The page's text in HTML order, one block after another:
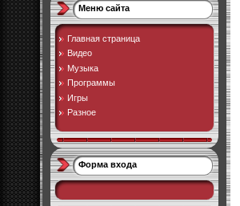
Меню сайта
Главная страница
Видео
Музыка
Программы
Игры
Разное
Форма входа